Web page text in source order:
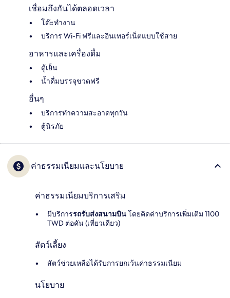
เชื่อมถึงกันได้ตลอดเวลา
โต๊ะทำงาน
บริการ Wi-Fi ฟรีและอินเทอร์เน็ตแบบใช้สาย
อาหารและเครื่องดื่ม
ตู้เย็น
น้ำดื่มบรรจุขวดฟรี
อื่นๆ
บริการทำความสะอาดทุกวัน
ตู้นิรภัย
ค่าธรรมเนียมและนโยบาย
ค่าธรรมเนียมบริการเสริม
มีบริการรถรับส่งสนามบินโดยคิดค่าบริการเพิ่มเติม 1100
TWD ต่อคัน (เที่ยวเดียว)
สัตว์เลี้ยง
สัตว์ช่วยเหลือได้รับการยกเว้นค่าธรรมเนียม
นโยบาย